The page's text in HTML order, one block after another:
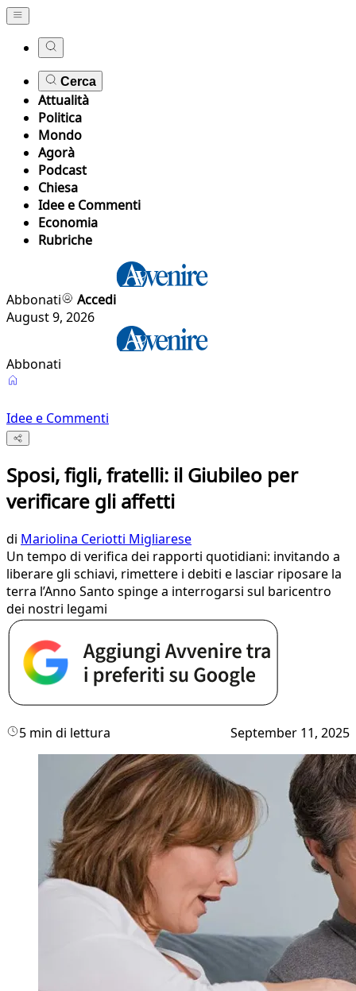
Cerca
Attualità
Politica
Mondo
Agorà
Podcast
Chiesa
Idee e Commenti
Economia
Rubriche
Abbonati
Accedi
August 9, 2026
Abbonati
Idee e Commenti
Sposi, figli, fratelli: il Giubileo per
verificare gli affetti
di Mariolina Ceriotti Migliarese
Un tempo di verifica dei rapporti quotidiani: invitando a
liberare gli schiavi, rimettere i debiti e lasciar riposare la
terra l’Anno Santo spinge a interrogarsi sul baricentro
dei nostri legami
5 min di lettura September 11, 2025